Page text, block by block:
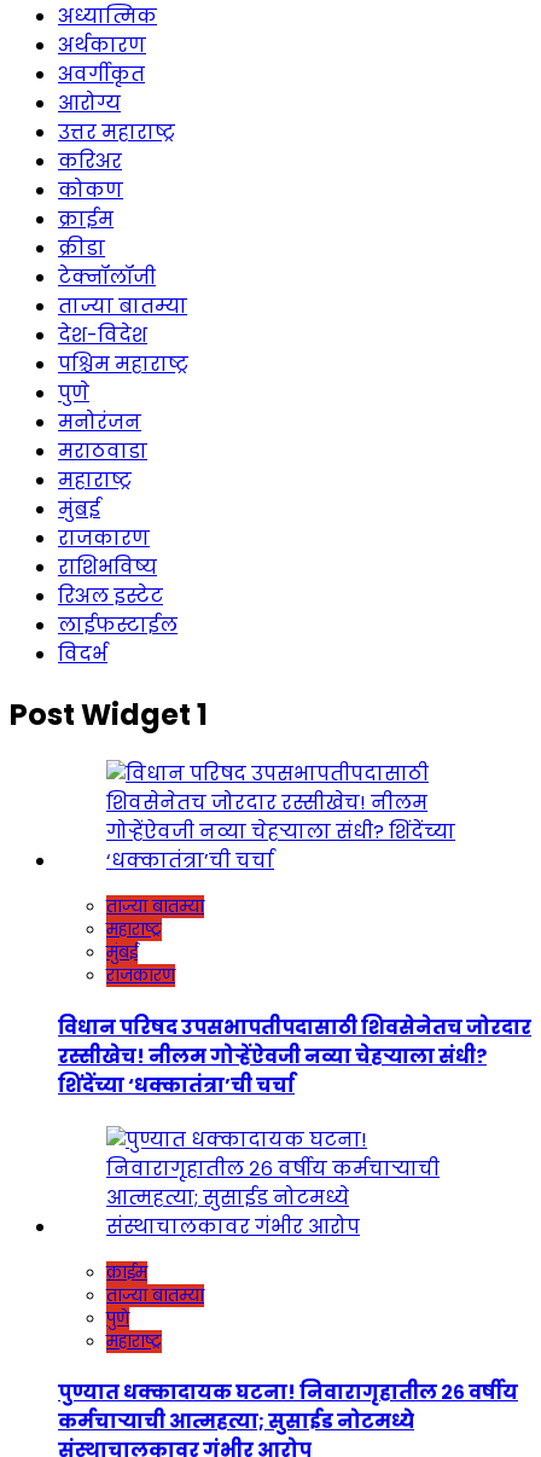
अध्यात्मिक
अर्थकारण
अवर्गीकृत
आरोग्य
उत्तर महाराष्ट्र
करिअर
कोकण
क्राईम
क्रीडा
टेक्नॉलॉजी
ताज्या बातम्या
देश-विदेश
पश्चिम महाराष्ट्र
पुणे
मनोरंजन
मराठवाडा
महाराष्ट्र
मुंबई
राजकारण
राशिभविष्य
रिअल इस्टेट
लाईफस्टाईल
विदर्भ
Post Widget 1
ताज्या बातम्या
महाराष्ट्र
मुंबई
राजकारण
विधान परिषद उपसभापतीपदासाठी शिवसेनेतच जोरदार
रस्सीखेच! नीलम गोऱ्हेंऐवजी नव्या चेहऱ्याला संधी?
शिंदेंच्या ‘धक्कातंत्रा’ची चर्चा
क्राईम
ताज्या बातम्या
पुणे
महाराष्ट्र
पुण्यात धक्कादायक घटना! निवारागृहातील २६ वर्षीय
कर्मचाऱ्याची आत्महत्या; सुसाईड नोटमध्ये
संस्थाचालकावर गंभीर आरोप